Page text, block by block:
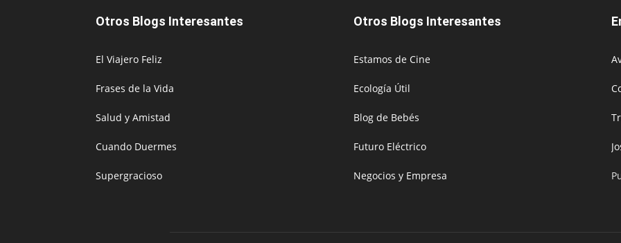
Otros Blogs Interesantes
El Viajero Feliz
Frases de la Vida
Salud y Amistad
Cuando Duermes
Supergracioso
Otros Blogs Interesantes
Estamos de Cine
Ecología Útil
Blog de Bebés
Futuro Eléctrico
Negocios y Empresa